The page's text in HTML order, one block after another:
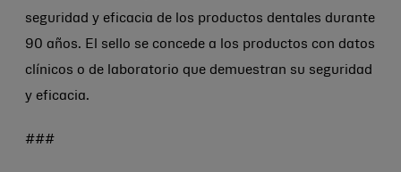
seguridad y eficacia de los productos dentales durante
90 años. El sello se concede a los productos con datos
clínicos o de laboratorio que demuestran su seguridad
y eficacia.
###